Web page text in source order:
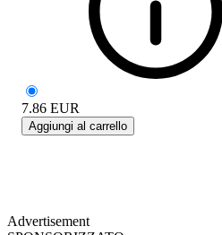
7.86 EUR
Aggiungi al carrello
Advertisement